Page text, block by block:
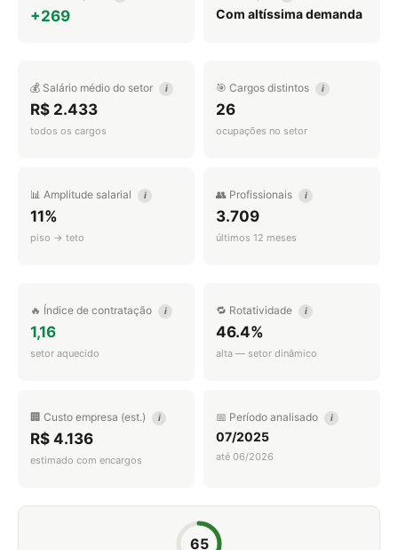
+269 Com altíssima demanda
💰 Salário médio do setor i
R$ 2.433
todos os cargos
🎯 Cargos distintos i
26
ocupações no setor
📊 Amplitude salarial i
11%
piso → teto
👥 Profissionais i
3.709
últimos 12 meses
🔥 Índice de contratação i
1,16
setor aquecido
🔁 Rotatividade i
46.4%
alta — setor dinâmico
🏢 Custo empresa (est.) i
R$ 4.136
estimado com encargos
📅 Período analisado i
07/2025
até 06/2026
65